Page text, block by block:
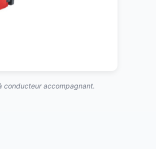
conducteur accompagnant.